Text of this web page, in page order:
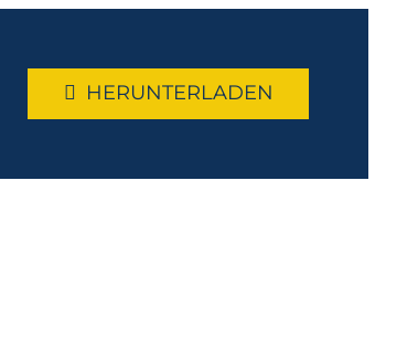
HERUNTERLADEN